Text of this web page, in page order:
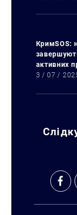
КримSOS:
активних
3 / 07 /